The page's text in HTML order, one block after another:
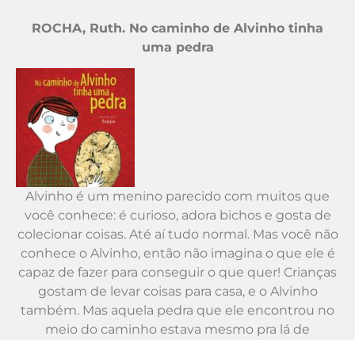
ROCHA, Ruth. No caminho de Alvinho tinha
uma pedra
Alvinho é um menino parecido com muitos que
você conhece: é curioso, adora bichos e gosta de
colecionar coisas. Até aí tudo normal. Mas você não
conhece o Alvinho, então não imagina o que ele é
capaz de fazer para conseguir o que quer! Crianças
gostam de levar coisas para casa, e o Alvinho
também. Mas aquela pedra que ele encontrou no
meio do caminho estava mesmo pra lá de